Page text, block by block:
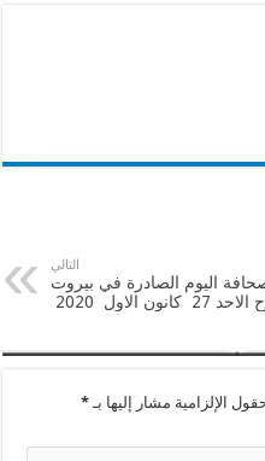
التالي
اليوم الصادرة في بيروت
كانون الاول 2020
الإلزامية مشار إليها بـ*